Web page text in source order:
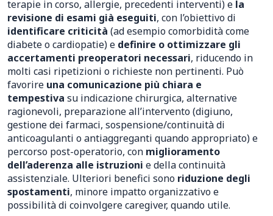
terapie in corso, allergie, precedenti interventi) e la
revisione di esami già eseguiti, con l’obiettivo di
identificare criticità (ad esempio comorbidità come
diabete o cardiopatie) e definire o ottimizzare gli
accertamenti preoperatori necessari, riducendo in
molti casi ripetizioni o richieste non pertinenti. Può
favorire una comunicazione più chiara e
tempestiva su indicazione chirurgica, alternative
ragionevoli, preparazione all’intervento (digiuno,
gestione dei farmaci, sospensione/continuità di
anticoagulanti o antiaggreganti quando appropriato) e
percorso post-operatorio, con miglioramento
dell’aderenza alle istruzioni e della continuità
assistenziale. Ulteriori benefici sono riduzione degli
spostamenti, minore impatto organizzativo e
possibilità di coinvolgere caregiver, quando utile.